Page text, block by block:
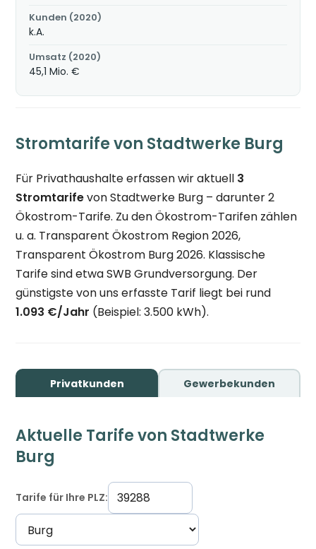
Kunden (2020)
k.A.
Umsatz (2020)
45,1 Mio. €
Stromtarife von Stadtwerke Burg
Für Privathaushalte erfassen wir aktuell 3
Stromtarifevon Stadtwerke Burg – darunter 2
Ökostrom-Tarife. Zu den Ökostrom-Tarifen zählen
u. a. Transparent Ökostrom Region 2026,
Transparent Ökostrom Burg 2026. Klassische
Tarife sind etwa SWB Grundversorgung. Der
günstigste von uns erfasste Tarif liegt bei rund
1.093 €/Jahr (Beispiel: 3.500 kWh).
Privatkunden Gewerbekunden
Aktuelle Tarife von Stadtwerke
Burg
Tarife für Ihre PLZ: